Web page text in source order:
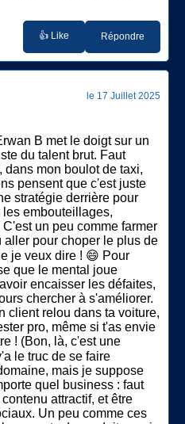
👍 Like Répondre
le 17 Juillet 2025
B met le doigt sur un
du talent brut. Faut
dans mon boulot de taxi,
pensent que c'est juste
stratégie derrière pour
embouteillages,
un peu comme farmer
pour choper le plus de
je veux dire ! 😄 Pour
que le mental joue
encaisser les défaites,
chercher à s'améliorer.
client relou dans ta voiture,
pro, même si t'as envie
! (Bon, là, c'est une
le truc de se faire
mais je suppose
quel business : faut
attractif, et être
Un peu comme ces